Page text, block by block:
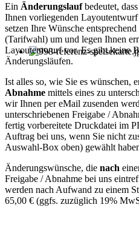
Ein Änderungslaufbedeutet,
Ihnen vorliegenden
setzen Ihre Wünsche
(Tarifwahl) um und legen Ihnen
Layoutentwurf vor. Es gibt keine
Änderungsläufen.
Ist alles so, wie Sie es wünschen,
Abnahme mittels eines zu
wir Ihnen per eMail zusenden
unterschriebenen Freigabe /
fertig vorbereitete Druckdatei im
Auftrag bei uns, wenn Sie nicht
Auswahl-Box oben) gewählt
Änderungswünsche, die nach
Freigabe / Abnahme bei uns
werden nach Aufwand zu einem
65,00 € (ggfs. zuzüglich 19%